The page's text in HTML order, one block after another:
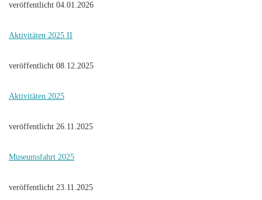
veröffentlicht 04.01.2026
Aktivitäten 2025 II
veröffentlicht 08.12.2025
Aktivitäten 2025
veröffentlicht 26.11.2025
Museumsfahrt 2025
veröffentlicht 23.11.2025